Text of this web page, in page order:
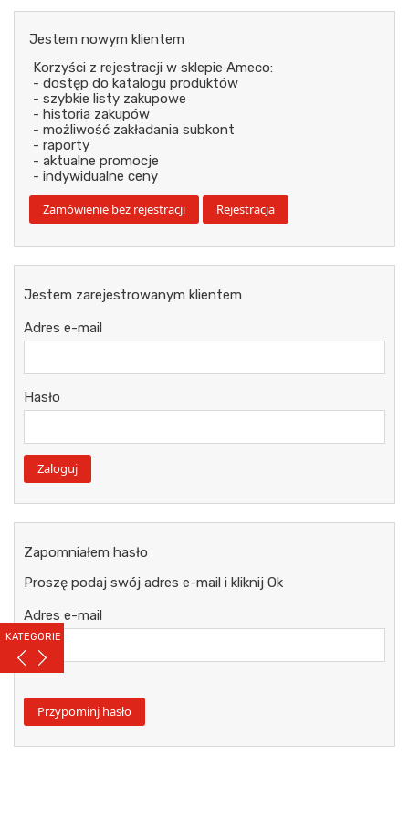
KATEGORIE
Jestem nowym klientem
Korzyści z rejestracji w sklepie Ameco:
- dostęp do katalogu produktów
- szybkie listy zakupowe
- historia zakupów
- możliwość zakładania subkont
- raporty
- aktualne promocje
- indywidualne ceny
Jestem zarejestrowanym klientem
Adres e-mail
Hasło
Zapomniałem hasło
Proszę podaj swój adres e-mail i kliknij Ok
Adres e-mail